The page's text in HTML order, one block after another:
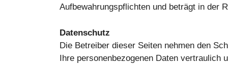
Aufbewahrungspflichten und beträgt in der
Datenschutz
Die Betreiber dieser Seiten nehmen den
Ihre personenbezogenen Daten vertraulich